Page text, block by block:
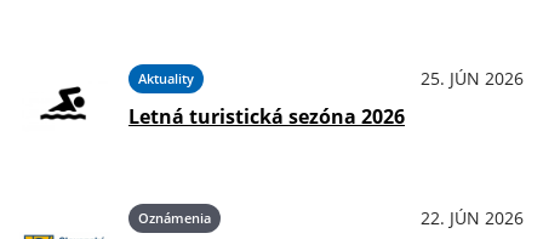
Aktuality 25. JÚN 2026
Letná turistická sezóna 2026
Oznámenia 22. JÚN 2026